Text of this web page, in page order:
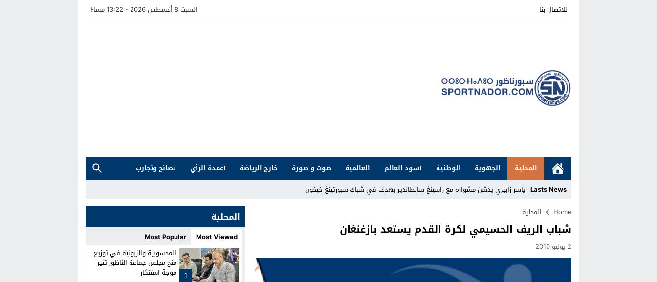
للاتصال بنا السبت 8 أغسطس 2026 - 13:22 مساءً
المحلية الجهوية الوطنية أسود العالم العالمية صوت و صورة خارج الرياضة أعمدة الرأي
نصائح وتجارب
Lasts News ياسر زابيري يدشن مشواره مع راسينغ سانطاندير بهدف في شباك سبورتينغ خيخون
Stop
Previous
Home المحلية
شباب الريف الحسيمي لكرة القدم يستعد بازغنغان
2 يوليو 2010
المحلية
Most Viewed
Most Popular
1
المحسوبية والزبونية في توزيع
منح مجلس جماعة الناظور تثير
موجة استنكار